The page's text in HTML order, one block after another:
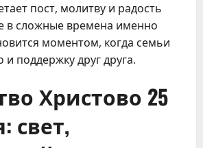
пост, молитву и радость
в сложные времена именно
моментом, когда семьи
поддержку друг друга.
Христово 25
свет,